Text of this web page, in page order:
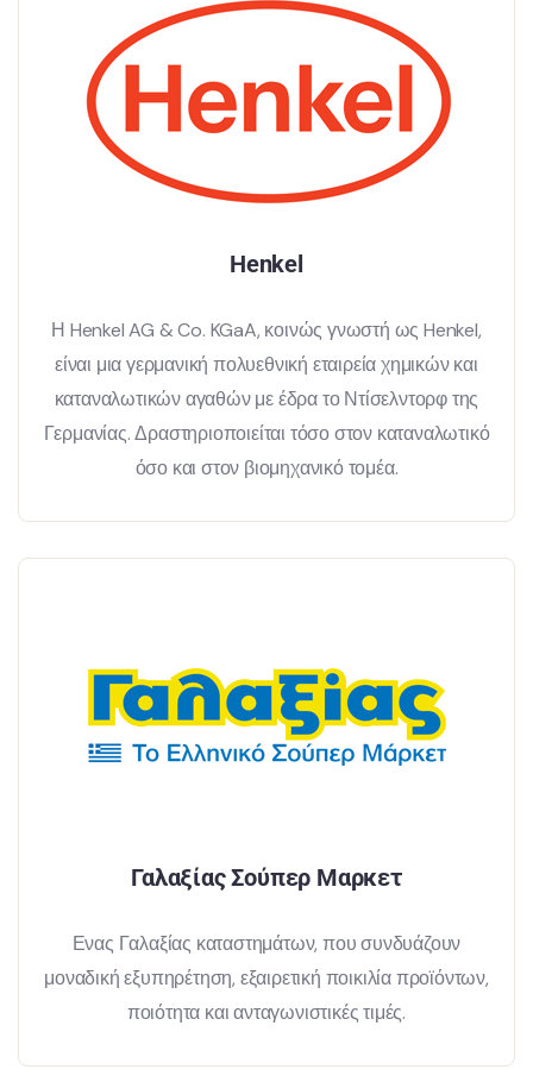
Henkel
Η Henkel AG & Co. KGaA, κοινώς γνωστή ως Henkel,
είναι μια γερμανική πολυεθνική εταιρεία χημικών και
καταναλωτικών αγαθών με έδρα το Ντίσελντορφ της
Γερμανίας. Δραστηριοποιείται τόσο στον καταναλωτικό
όσο και στον βιομηχανικό τομέα.
Γαλαξίας Σούπερ Μαρκετ
Ενας Γαλαξίας καταστημάτων, που συνδυάζουν
μοναδική εξυπηρέτηση, εξαιρετική ποικιλία προϊόντων,
ποιότητα και ανταγωνιστικές τιμές.